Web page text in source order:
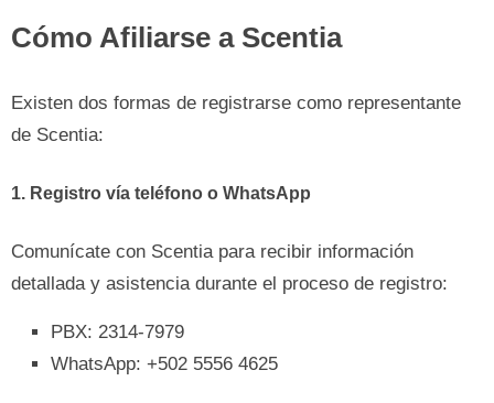
Cómo Afiliarse a Scentia
Existen dos formas de registrarse como representante
de Scentia:
1. Registro vía teléfono o WhatsApp
Comunícate con Scentia para recibir información
detallada y asistencia durante el proceso de registro:
PBX: 2314-7979
WhatsApp: +502 5556 4625